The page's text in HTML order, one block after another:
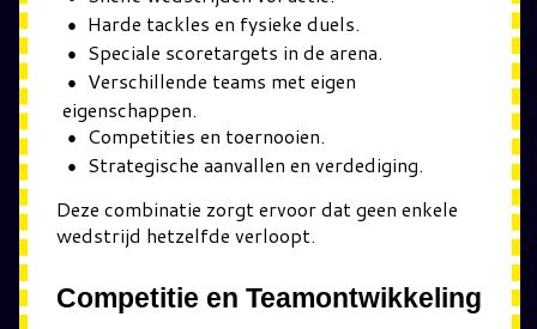
Harde tackles en fysieke duels.
Speciale scoretargets in de arena.
Verschillende teams met eigen
eigenschappen.
Competities en toernooien.
Strategische aanvallen en verdediging.
Deze combinatie zorgt ervoor dat geen enkele
wedstrijd hetzelfde verloopt.
Competitie en Teamontwikkeling